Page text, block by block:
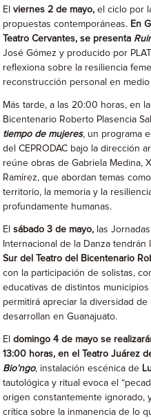
Elviernes 2 de mayo, el ciclo por
propuestas contemporáneas. En
Teatro Cervantes, se presenta
José Gómez y producido por
reflexiona sobre la resiliencia
reconstrucción personal en
Más tarde, a las 20:00 horas, en
Bicentenario Roberto Plasencia
tiempo de mujeres, un programa
del CEPRODAC bajo la dirección
reúne obras de Gabriela Medina,
Ramírez, que abordan temas
territorio, la memoria y la
profundamente humanas.
El sábado 3 de mayo, las
Internacional de la Danza
Sur del Teatro del Bicentenario
con la participación de solistas,
educativas de distintos
permitirá apreciar la diversidad
desarrollan en Guanajuato.
Eldomingo 4 de mayo se
13:00 horas, en el Teatro Juárez
Bio’ngo, instalación escénica de
tautológica y ritual evoca el
origen constantemente ignorado,
crítica sobre la inmanencia de lo